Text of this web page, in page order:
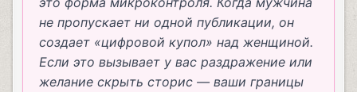
не пропускает ни одной публикации, он
создает «цифровой купол» над женщиной.
Если это вызывает у вас раздражение или
желание скрыть сторис — ваши границы